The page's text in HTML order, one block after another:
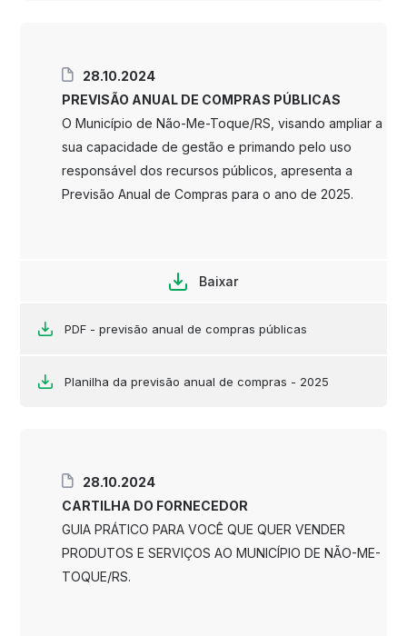
28.10.2024
PREVISÃO ANUAL DE COMPRAS PÚBLICAS
O Município de Não-Me-Toque/RS, visando ampliar a
sua capacidade de gestão e primando pelo uso
responsável dos recursos públicos, apresenta a
Previsão Anual de Compras para o ano de 2025.
Baixar
PDF - previsão anual de compras públicas
Planilha da previsão anual de compras - 2025
28.10.2024
CARTILHA DO FORNECEDOR
GUIA PRÁTICO PARA VOCÊ QUE QUER VENDER
PRODUTOS E SERVIÇOS AO MUNICÍPIO DE NÃO-ME-
TOQUE/RS.